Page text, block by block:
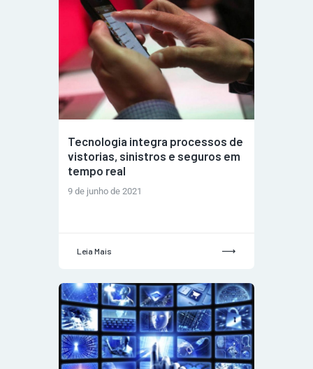
Tecnologia integra processos de
vistorias, sinistros e seguros em
tempo real
9 de junho de 2021
Leia Mais